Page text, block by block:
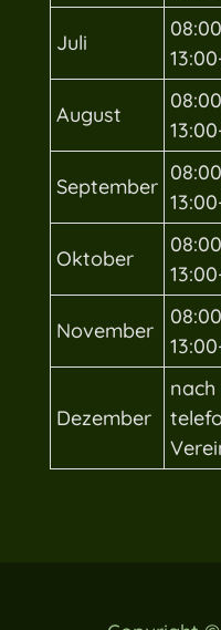
Juli
August
September
Oktober
November
Dezember
nach